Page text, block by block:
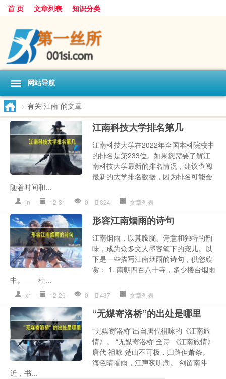
首 页 文章列表 知识分类
网站导航
> 有关“江南”的文章
江南科技大学排名第几
江南科技大学在2022年全国本科院校中
的排名是第233位。如果您需要了解江
南科技大学最新的排名情况，建议查阅
最新的大学排名数据，因为排名可能会
随着时间和...
jn 12-31 0 824 文章列表
形容江南烟雨的诗句
江南烟雨，以其朦胧、诗意和独特的韵
味，成为众多文人墨客笔下的宠儿。以
下是一些描写江南烟雨的诗句，供您欣
赏： 1. 南朝四百八十寺，多少楼台烟雨
中。——杜...
xr 12-26 0 437 文章列表
“无媒寄洛桥”的出处是哪里
“无媒寄洛桥”出自唐代祖咏的《江南旅
情》。 “无媒寄洛桥”全诗 《江南旅情》
唐代 祖咏 楚山不可极，归路但萧条。
海色晴看雨，江声夜听潮。 剑留南斗
近，书...